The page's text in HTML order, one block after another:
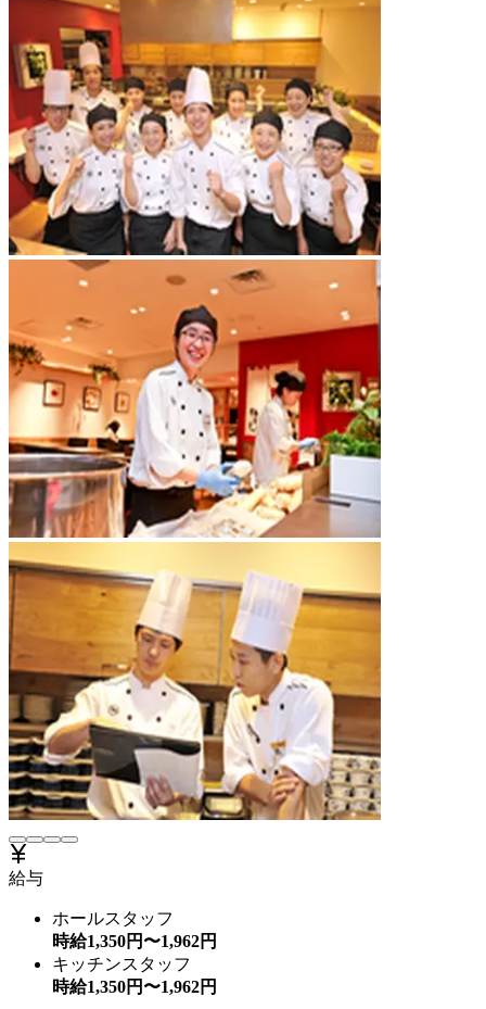
給与
ホールスタッフ
時給1,350円〜1,962円
キッチンスタッフ
時給1,350円〜1,962円